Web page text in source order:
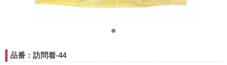
品番：訪問着-44